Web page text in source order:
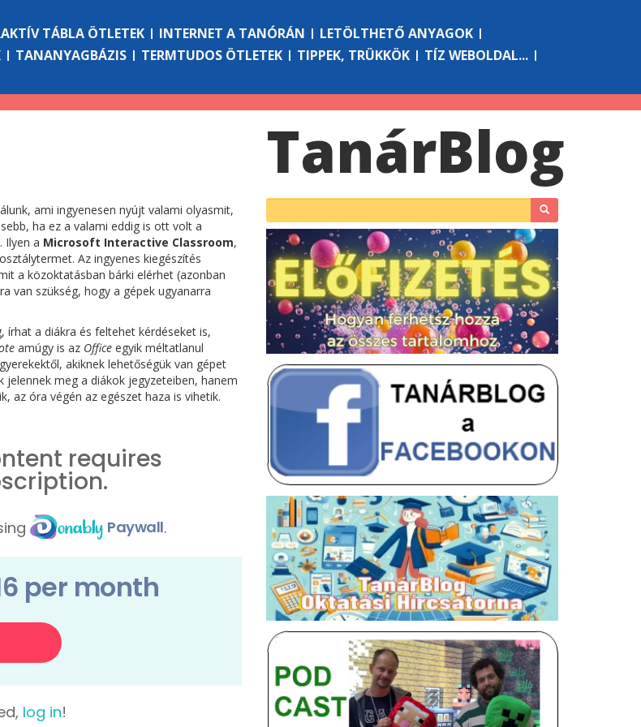
TÁBLA ÖTLETEK INTERNET A TANÓRÁN
LETÖLTHETŐ ANYAGOK
TANANYAGBÁZIS TERMTUDOS ÖTLETEK TIPPEK, TRÜKKÖK
TÍZ WEBOLDAL...
ami ingyenesen nyújt valami olyasmit,
ha ez a valami eddig is ott volt a
Ilyen a Microsoft Interactive Classroom,
Az ingyenes kiegészítés
a közoktatásban bárki elérhet (azonban
van szükség, hogy a gépek ugyanarra
írhat a diákra és feltehet kérdéseket is,
amúgy is az Office egyik méltatlanul
akiknek lehetőségük van gépet
meg a diákok jegyzeteiben, hanem
az óra végén az egészet haza is vihetik.
TanárBlog